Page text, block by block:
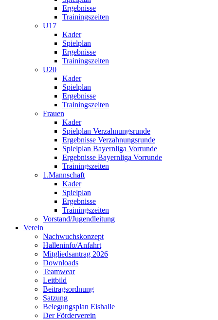
Ergebnisse
Trainingszeiten
U17
Kader
Spielplan
Ergebnisse
Trainingszeiten
U20
Kader
Spielplan
Ergebnisse
Trainingszeiten
Frauen
Kader
Spielplan Verzahnungsrunde
Ergebnisse Verzahnungsrunde
Spielplan Bayernliga Vorrunde
Ergebnisse Bayernliga Vorrunde
Trainingszeiten
1.Mannschaft
Kader
Spielplan
Ergebnisse
Trainingszeiten
Vorstand/Jugendleitung
Verein
Nachwuchskonzept
Halleninfo/Anfahrt
Mitgliedsantrag 2026
Downloads
Teamwear
Leitbild
Beitragsordnung
Satzung
Belegungsplan Eishalle
Der Förderverein